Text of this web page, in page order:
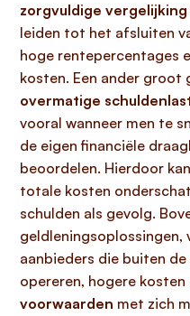
zorgvuldige
leiden tot het afsluiten
hoge rentepercentages
kosten. Een ander groot
overmatige
vooral wanneer men te
de eigen financiële
beoordelen. Hierdoor
totale kosten
schulden als gevolg.
geldleningsoplossingen,
aanbieders die buiten
opereren, hogere
voorwaarden met zich